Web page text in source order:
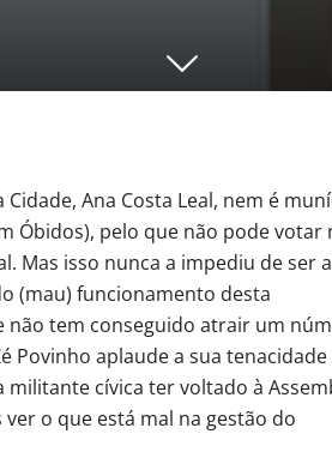
Ana Costa Leal, nem é
Óbidos), pelo que não pode votar
Mas isso nunca a impediu de ser
(mau) funcionamento desta
tem conseguido atrair um
Povinho aplaude a sua tenacidade
cívica ter voltado à
o que está mal na gestão do